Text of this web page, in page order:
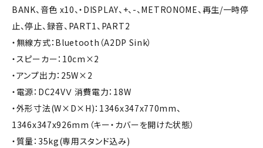
BANK、音色 x10、・DISPLAY、+、-、METRONOME、再生/一時停
止、停止、録音、PART1、PART2
・無線方式：Bluetooth（A2DP Sink）
・スピーカー：10cm×2
・アンプ出力：25W×2
・電源：DC24VＶ 消費電力：18W
・外形寸法(W×D×H)：1346x347x770mm、
1346x347x926mm（キー・カバーを開けた状態）
・質量：35kg(専用スタンド込み)